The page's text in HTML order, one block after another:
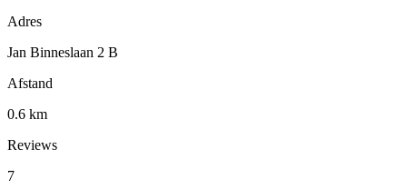
Adres
Jan Binneslaan 2 B
Afstand
0.6 km
Reviews
7